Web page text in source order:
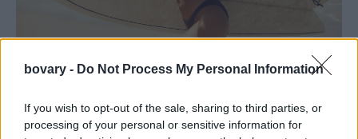
bovary - Do Not Process My Personal Information
If you wish to opt-out of the sale, sharing to third parties, or
processing of your personal or sensitive information for
Ραγάδες: Τα τρία «όπλα» που χρειάζεται το
νεσεσέρ σου για να τις αντιμετωπίσεις
BOVARY TIPS ⸻18 APR 2021